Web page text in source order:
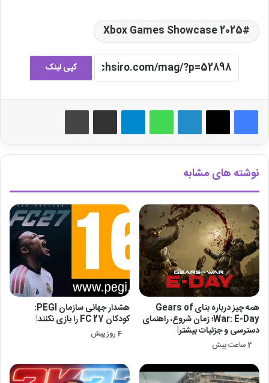
Xbox Games Showcase 2025
کپی لینک
لینکدین واتس آپ تلگرام اشتراک گذاری از طریق ایمیل
نوشته های مشابه
همه چیز درباره بتای Gears of
War: E-Day؛ زمان شروع، راهنمای
دسترسی و جزئیات بیشتر!
2 ساعت پیش
هشدار جهانی سازمان PEGI:
کودکان FC 27 را بازی نکنند!
4 روز پیش